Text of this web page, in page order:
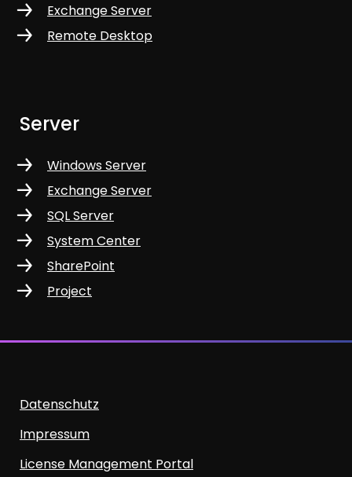
Exchange Server
Remote Desktop
Server
Windows Server
Exchange Server
SQL Server
System Center
SharePoint
Project
Datenschutz
Impressum
License Management Portal